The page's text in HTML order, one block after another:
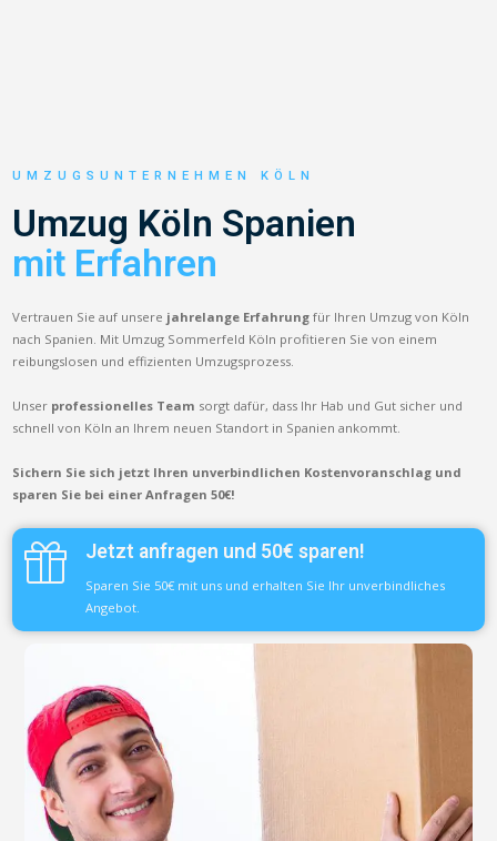
UMZUGSUNTERNEHMEN KÖLN
Umzug Köln Spanien
mit Erfahren
Vertrauen Sie auf unsere jahrelange Erfahrung für Ihren Umzug von Köln
nach Spanien. Mit Umzug Sommerfeld Köln profitieren Sie von einem
reibungslosen und effizienten Umzugsprozess.
Unser professionelles Team sorgt dafür, dass Ihr Hab und Gut sicher und
schnell von Köln an Ihrem neuen Standort in Spanien ankommt.
Sichern Sie sich jetzt Ihren unverbindlichen Kostenvoranschlag und
sparen Sie bei einer Anfragen 50€!
Jetzt anfragen und 50€ sparen!
Sparen Sie 50€ mit uns und erhalten Sie Ihr unverbindliches
Angebot.